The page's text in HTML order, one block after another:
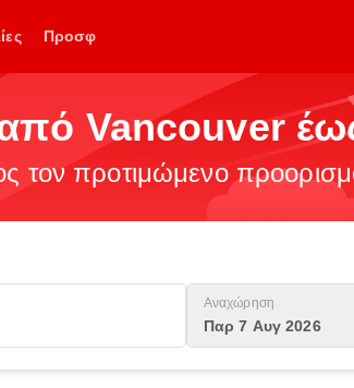
Προσφ
από Vancouver
προτιμώμενο
Αναχώρηση
Παρ 7 Αυγ 2026